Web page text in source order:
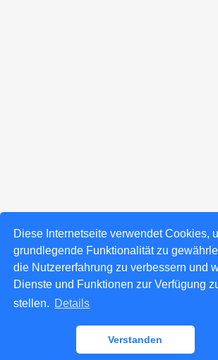
Diese Internetseite verwendet Cookies,
grundlegende Funktionalität zu
die Nutzererfahrung zu verbessern und
Dienste und Funktionen zur Verfügung
stellen. Details
Verstanden